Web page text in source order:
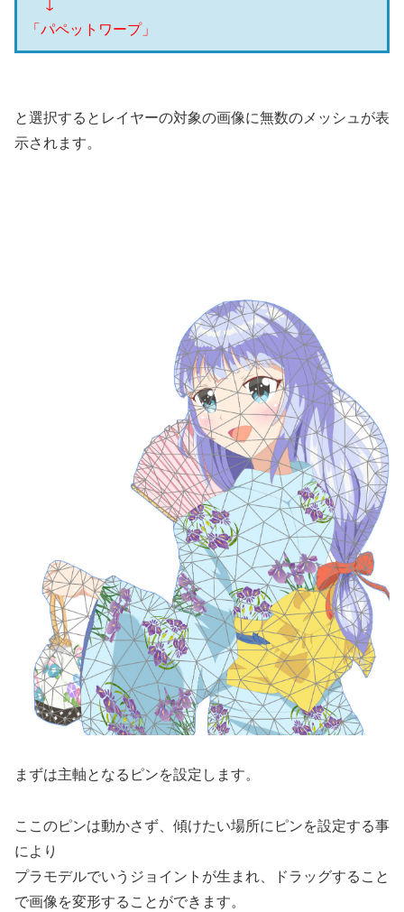
「パペットワープ」
と選択するとレイヤーの対象の画像に無数のメッシュが表
示されます。
まずは主軸となるピンを設定します。
ここのピンは動かさず、傾けたい場所にピンを設定する事
により
プラモデルでいうジョイントが生まれ、ドラッグすること
で画像を変形することができます。